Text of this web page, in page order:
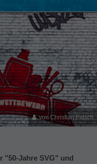
von Christian Patsch
"50-Jahre SVG" und